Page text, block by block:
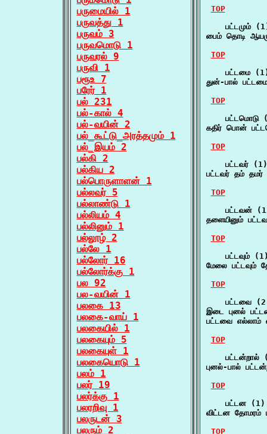
பருமையில் 1
பருவத்து 1
பருவம் 3
பருவமொடு 1
பருவரல் 9
பருவி 1
பரூஉ 7
பரேர் 1
பல் 231
பல்-கால் 4
பல்-வயின் 2
பல்_கூட்டு_அரத்தமும் 1
பல்_இயம் 2
பல்கி 2
பல்கிய 2
பல்பொருளாளன் 1
பல்லவர் 5
பல்லாண்டு 1
பல்லியம் 4
பல்லினும் 1
பல்லூழ் 2
பல்லே 1
பல்லோர் 16
பல்லோர்க்கு 1
பல 92
பல-வயின் 1
பலகை 13
பலகை-வாய் 1
பலகையில் 1
பலகையும் 5
பலகையுள் 1
பலகையொடு 1
பலம் 1
பலர் 19
பலர்க்கு 1
பலரறிவு 1
பலருடன் 3
பலரும் 2
TOP
பட்டமும்
பைம் தொடி
TOP
பட்டமை
துன்-பால்
TOP
பட்டமொடு
கதிர் பொன்
TOP
    பட்டவர் (1)
பட்டவர் தம்
TOP
பட்டவன்
தளையினும்
TOP
பட்டவும்
மேலை பட்டவும்
TOP
பட்டவை
இடை புனல்
பட்டவை
TOP
பட்டன்றால்
புனல்-பால்
TOP
    பட்டன (1)
விட்டன தோமரம்
TOP